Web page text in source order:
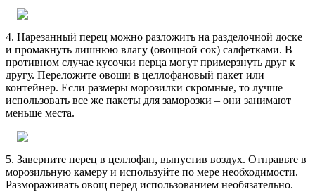
4. Нарезанный перец можно разложить на разделочной доске
и промакнуть лишнюю влагу (овощной сок) салфетками. В
противном случае кусочки перца могут примерзнуть друг к
другу. Переложите овощи в целлофановый пакет или
контейнер. Если размеры морозилки скромные, то лучше
использовать все же пакеты для заморозки – они занимают
меньше места.
5. Заверните перец в целлофан, выпустив воздух. Отправьте в
морозильную камеру и используйте по мере необходимости.
Размораживать овощ перед использованием необязательно.